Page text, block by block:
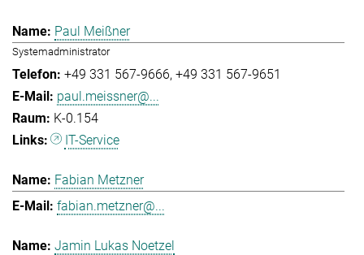
Paul Meißner
Systemadministrator
+49 331 567-9666 +49 331 567-9651
paul.meissner@...
K-0.154
IT-Service
Fabian Metzner
fabian.metzner@...
Jamin Lukas Noetzel